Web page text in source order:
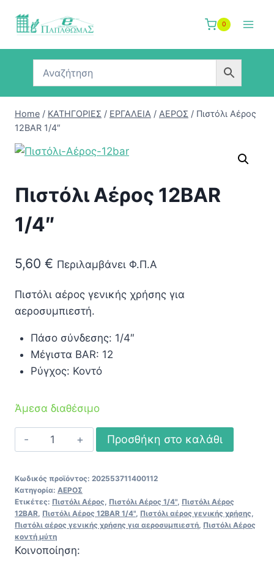
0
Home / ΚΑΤΗΓΟΡΙΕΣ / ΕΡΓΑΛΕΙΑ / ΑΕΡΟΣ / Πιστόλι Αέρος
12BAR 1/4″
Πιστόλι Αέρος 12BAR
1/4″
5,60 € Περιλαμβάνει Φ.Π.Α
Πιστόλι αέρος γενικής χρήσης για
αεροσυμπιεστή.
Πάσο σύνδεσης: 1/4″
Μέγιστα BAR: 12
Ρύγχος: Κοντό
Άμεσα διαθέσιμο
Πιστόλι
Αέρος
1/4"
ποσότητα
Προσθήκη στο καλάθι
Κωδικός προϊόντος: 202553711400112
Κατηγορία: ΑΕΡΟΣ
Ετικέτες: Πιστόλι Αέρος Πιστόλι Αέρος 1/4" Πιστόλι Αέρος
12BAR Πιστόλι Αέρος 12BAR 1/4" Πιστόλι αέρος γενικής χρήσης
Πιστόλι αέρος γενικής χρήσης για αεροσυμπιεστή Πιστόλι Αέρος
κοντή μύτη
Κοινοποίηση: